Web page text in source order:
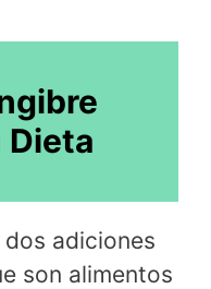
Dieta
adiciones
son alimentos